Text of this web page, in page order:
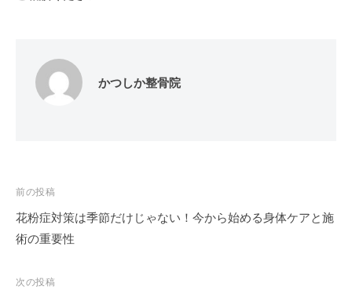
かつしか整骨院
投
稿
ナ
ゲ
前の投稿
花粉症対策は季節だけじゃない！今から始める身体ケアと施
術の重要性
次の投稿